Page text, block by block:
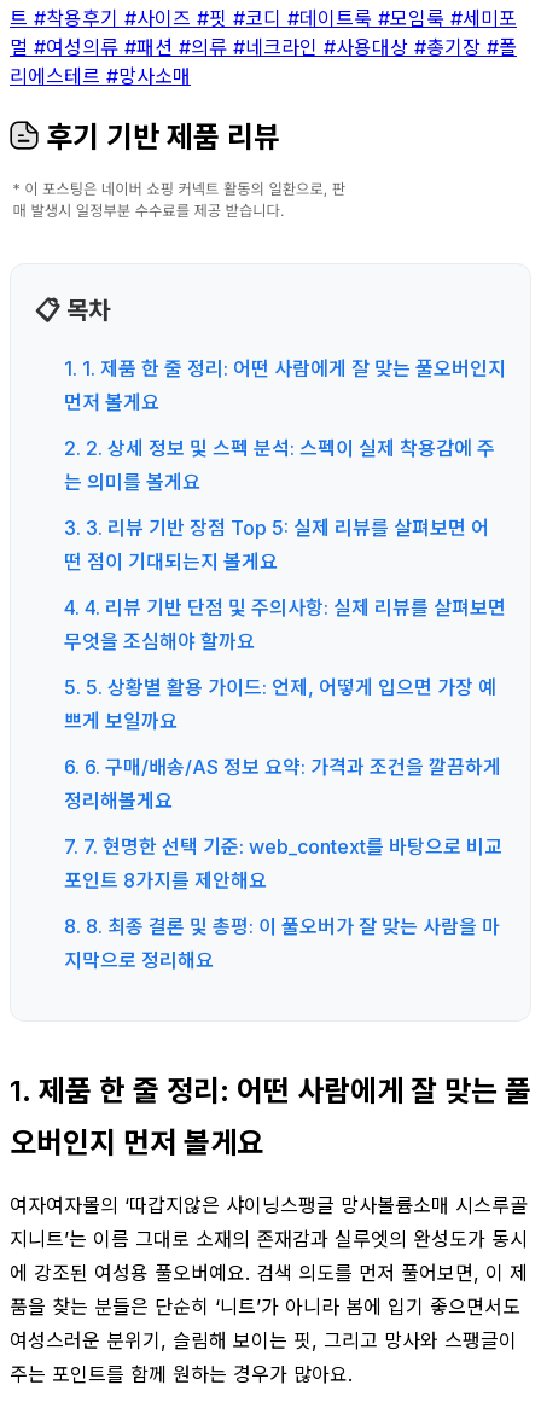
트 #착용후기 #사이즈 #핏 #코디 #데이트룩 #모임룩 #세미포
멀 #여성의류 #패션 #의류 #네크라인 #사용대상 #총기장 #폴
리에스테르 #망사소매
후기 기반 제품 리뷰
📋 목차
1. 1. 제품 한 줄 정리: 어떤 사람에게 잘 맞는 풀오버인지
먼저 볼게요
2. 2. 상세 정보 및 스펙 분석: 스펙이 실제 착용감에 주
는 의미를 볼게요
3. 3. 리뷰 기반 장점 Top 5: 실제 리뷰를 살펴보면 어
떤 점이 기대되는지 볼게요
4. 4. 리뷰 기반 단점 및 주의사항: 실제 리뷰를 살펴보면
무엇을 조심해야 할까요
5. 5. 상황별 활용 가이드: 언제, 어떻게 입으면 가장 예
쁘게 보일까요
6. 6. 구매/배송/AS 정보 요약: 가격과 조건을 깔끔하게
정리해볼게요
7. 7. 현명한 선택 기준: web_context를 바탕으로 비교
포인트 8가지를 제안해요
8. 8. 최종 결론 및 총평: 이 풀오버가 잘 맞는 사람을 마
지막으로 정리해요
1. 제품 한 줄 정리: 어떤 사람에게 잘 맞는 풀
오버인지 먼저 볼게요
여자여자몰의 ‘따갑지않은 샤이닝스팽글 망사볼륨소매 시스루골
지니트’는 이름 그대로 소재의 존재감과 실루엣의 완성도가 동시
에 강조된 여성용 풀오버예요. 검색 의도를 먼저 풀어보면, 이 제
품을 찾는 분들은 단순히 ‘니트’가 아니라 봄에 입기 좋으면서도
여성스러운 분위기, 슬림해 보이는 핏, 그리고 망사와 스팽글이
주는 포인트를 함께 원하는 경우가 많아요.